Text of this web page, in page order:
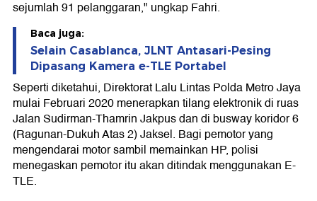
sejumlah 91 pelanggaran," ungkap Fahri.
Baca juga:
Selain Casablanca, JLNT Antasari-Pesing
Dipasang Kamera e-TLE Portabel
Seperti diketahui, Direktorat Lalu Lintas Polda Metro Jaya
mulai Februari 2020 menerapkan tilang elektronik di ruas
Jalan Sudirman-Thamrin Jakpus dan di busway koridor 6
(Ragunan-Dukuh Atas 2) Jaksel. Bagi pemotor yang
mengendarai motor sambil memainkan HP, polisi
menegaskan pemotor itu akan ditindak menggunakan E-
TLE.